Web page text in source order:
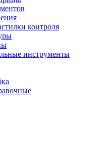
контроля
инструменты